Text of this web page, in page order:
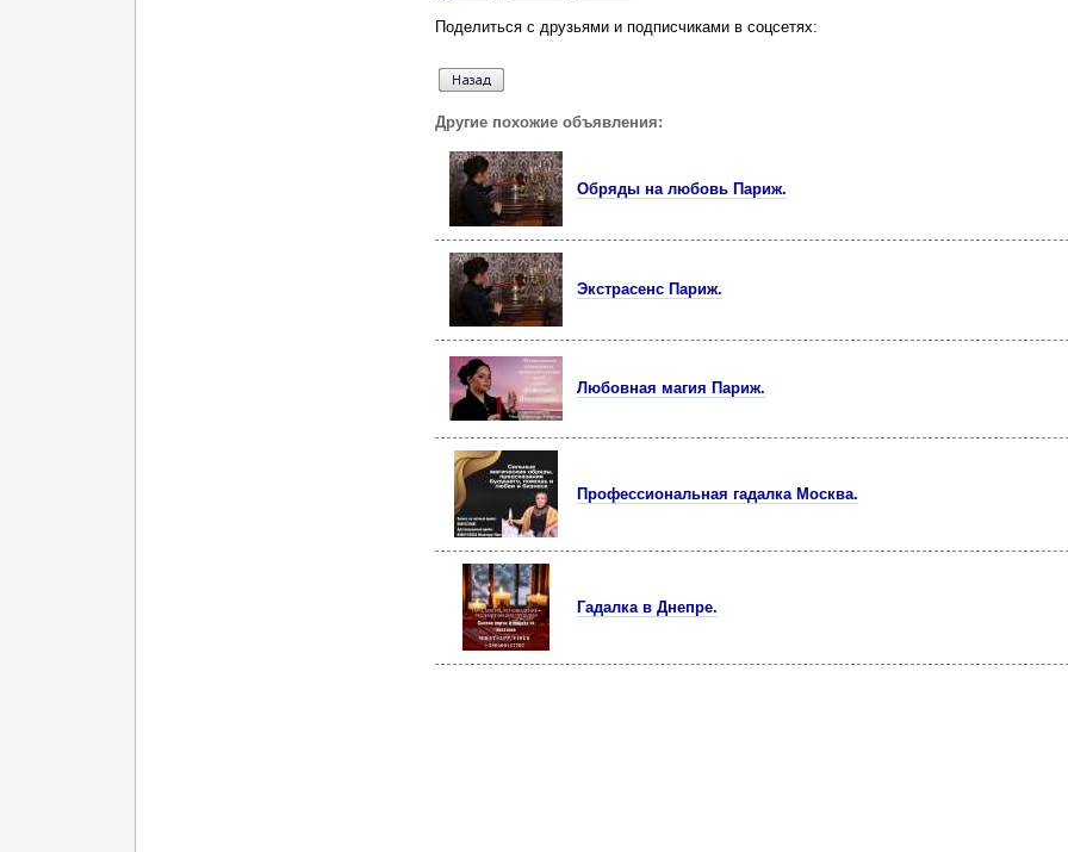
Поделиться с друзьями и подписчиками в соцсетях:
Другие похожие объявления:
Обряды на любовь Париж.
Экстрасенс Париж.
Любовная магия Париж.
Профессиональная гадалка Москва.
Гадалка в Днепре.